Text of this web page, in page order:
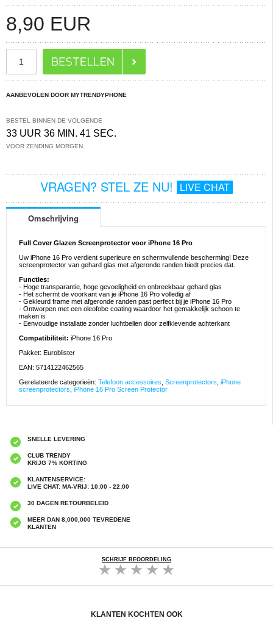
8,90 EUR
AANBEVOLEN DOOR MYTRENDYPHONE
BESTEL BINNEN DE VOLGENDE
33 UUR 36 MIN. 40 SEC.
VOOR ZENDING MORGEN.
VRAGEN? STEL ZE NU! LIVE CHAT
Omschrijving
Full Cover Glazen Screenprotector voor iPhone 16 Pro
Uw iPhone 16 Pro verdient superieure en schermvullende bescherming! Deze
screenprotector van gehard glas met afgeronde randen biedt precies dat.
Functies:
- Hoge transparantie, hoge gevoeligheid en onbreekbaar gehard glas
- Het schermt de voorkant van je iPhone 16 Pro volledig af
- Gekleurd frame met afgeronde randen past perfect bij je iPhone 16 Pro
- Ontworpen met een oleofobe coating waardoor het gemakkelijk schoon te
maken is
- Eenvoudige installatie zonder luchtbellen door zelfklevende achterkant
Compatibiliteit: iPhone 16 Pro
Pakket: Euroblister
EAN: 5714122462565
Gerelateerde categorieën: Telefoon accessoires Screenprotectors iPhone
screenprotectors iPhone 16 Pro Screen Protector
SNELLE LEVERING
CLUB TRENDY
KRIJG 7% KORTING
KLANTENSERVICE:
LIVE CHAT: MA-VRIJ: 10:00 - 22:00
30 DAGEN RETOURBELEID
MEER DAN 8,000,000 TEVREDENE
KLANTEN
SCHRIJF BEOORDELING
KLANTEN KOCHTEN OOK